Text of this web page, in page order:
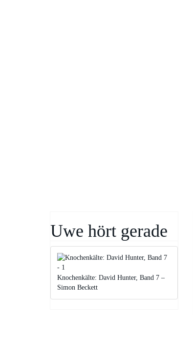
Uwe hört gerade
Knochenkälte: David Hunter, Band 7 –
Simon Beckett